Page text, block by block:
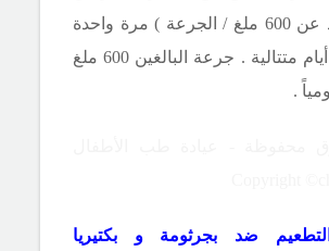
ملغ
/ الجرعة ) مرة واحدة
يومياً لأربعة أيام متتالية . جرعة البالغين 600 ملغ
.
ضد بجرثومة و بكتيريا